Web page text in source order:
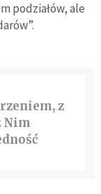
podziałów, ale
z
Nim